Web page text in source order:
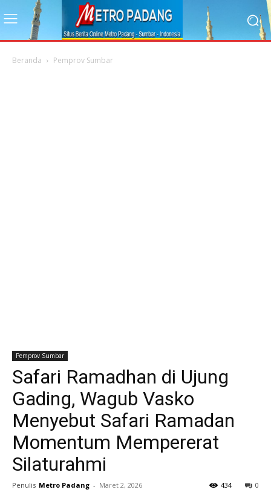
Beranda Pemprov Sumbar
Pemprov Sumbar
Safari Ramadhan di Ujung
Gading, Wagub Vasko
Menyebut Safari Ramadan
Momentum Mempererat
Silaturahmi
Penulis Metro Padang - Maret 2, 2026 0
434